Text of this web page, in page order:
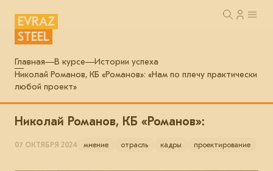
EVRAZ
STEEL
Главная В курсе
Истории успеха
Николай Романов, КБ «Романов»: «Нам по плечу практически
любой проект»
Николай Романов, КБ «Романов»:
07 ОКТЯБРЯ 2024 мнение отрасль кадры проектирование